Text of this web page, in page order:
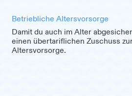
Betriebliche Altersvorsorge
Damit du auch im Alter
einen übertariflichen Zuschuss
Altersvorsorge.